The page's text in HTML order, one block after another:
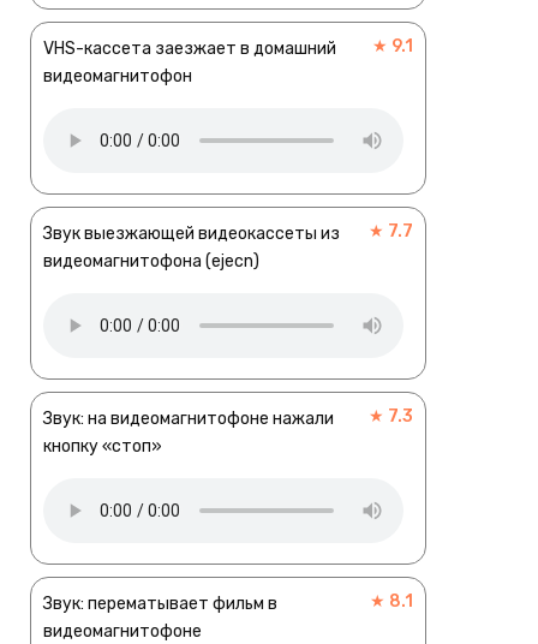
VHS-кассета заезжает в домашний
видеомагнитофон
★ 9.1
Звук выезжающей видеокассеты из
видеомагнитофона (ejecn)
★ 7.7
Звук: на видеомагнитофоне нажали
кнопку «стоп»
★ 7.3
Звук: перематывает фильм в
видеомагнитофоне
★ 8.1